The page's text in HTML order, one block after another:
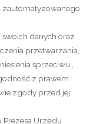
danych oraz
przetwarzania,
sprzeciwu ,
z prawem
zgody przed jej
Prezesa Urzędu